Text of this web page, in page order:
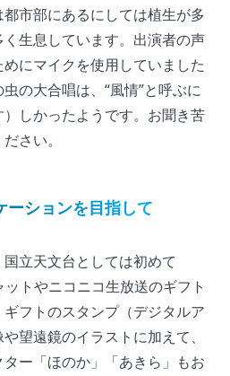
市部にあるにしては植生が多
生息しています。出演者の声
にマイクを使用していました
の大合唱は、“風情”と呼ぶに
しかったようです。お聞き苦
さい。
ーションを目指して
立天文台としては初めて
トやニコニコ生放送のギフト
フトのスタンプ（デジタルア
望遠鏡のイラストに加えて、
ー「ほのか」「あきら」もお